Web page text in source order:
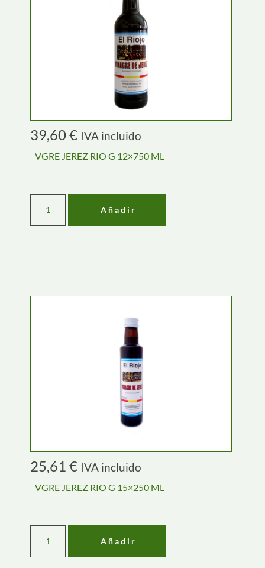
39,60€ IVA incluido
VGRE JEREZ RIO G 12×750 ML
Añadir
25,61 € IVA incluido
VGRE JEREZ RIO G 15×250 ML
Añadir